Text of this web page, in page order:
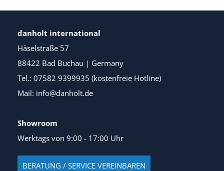
danholt international
Häselstraße 57
88422 Bad Buchau | Germany
Tel.: 07582 9399935 (kostenfreie Hotline)
Mail: info@danholt.de
Showroom
Werktags von 9:00 - 17:00 Uhr
BERATUNG / SERVICE VEREINBAREN